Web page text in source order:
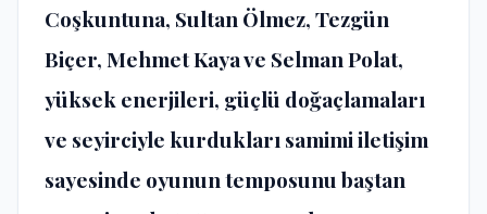
Coşkuntuna, Sultan Ölmez, Tezgün
Biçer, Mehmet Kaya ve Selman Polat,
yüksek enerjileri, güçlü doğaçlamaları
ve seyirciyle kurdukları samimi iletişim
sayesinde oyunun temposunu baştan